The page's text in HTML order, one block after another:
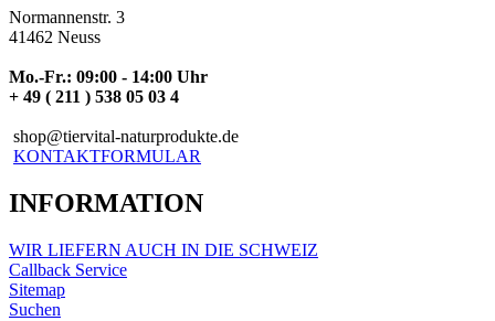
Normannenstr. 3
41462 Neuss
Mo.-Fr.: 09:00 - 14:00 Uhr
+ 49 ( 211 ) 538 05 03 4
shop@tiervital-naturprodukte.de
KONTAKTFORMULAR
INFORMATION
WIR LIEFERN AUCH IN DIE SCHWEIZ
Callback Service
Sitemap
Suchen